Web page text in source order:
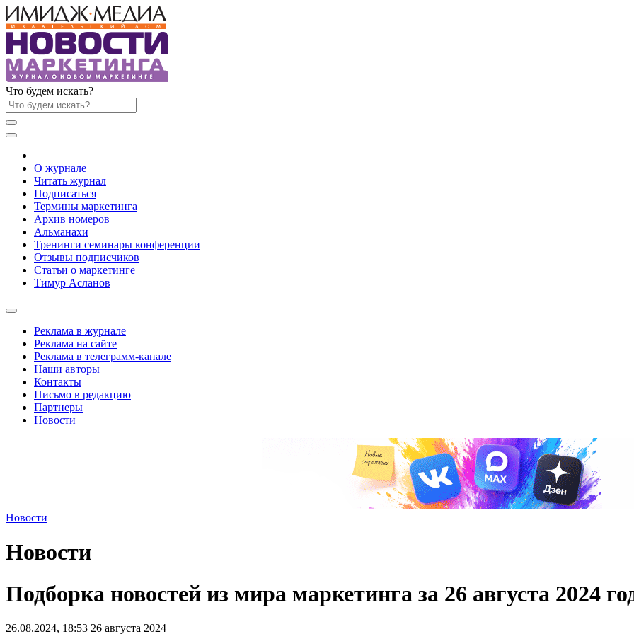
Что будем искать?
О журнале
Читать журнал
Подписаться
Термины маркетинга
Архив номеров
Альманахи
Тренинги семинары конференции
Отзывы подписчиков
Статьи о маркетинге
Тимур Асланов
Реклама в журнале
Реклама на сайте
Реклама в телеграмм-канале
Наши авторы
Контакты
Письмо в редакцию
Партнеры
Новости
Новости
Новости
Подборка новостей из мира маркетинга за 26 августа 2024
26.08.2024, 18:53 26 августа 2024